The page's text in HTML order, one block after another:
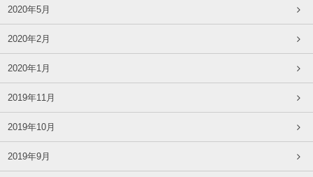
2020年5月
2020年2月
2020年1月
2019年11月
2019年10月
2019年9月